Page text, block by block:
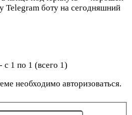
Telegram боту на сегодняшний
1 по 1 (всего 1)
необходимо авторизоваться.